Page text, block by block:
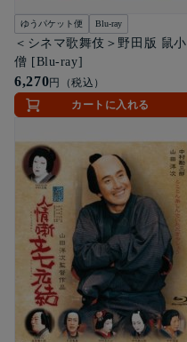
ゆうパケット便 Blu-ray
＜シネマ歌舞伎＞野田版 鼠小
僧 [Blu-ray]
6,270円（税込）
カートに入れる